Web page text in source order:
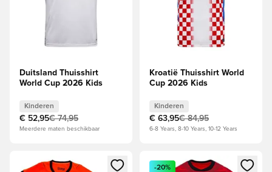
Duitsland Thuisshirt
World Cup 2026 Kids
Kinderen
€ 52,95€ 74,95
Meerdere maten beschikbaar
Kroatië Thuisshirt World
Cup 2026 Kids
Kinderen
€ 63,95€ 84,95
6-8 Years, 8-10 Years, 10-12 Years
Opent een venster om in te loggen of je aan te melden als
Opent een venster om in te
-20%